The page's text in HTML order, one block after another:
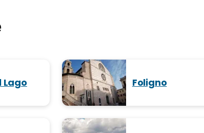
Lago Foligno